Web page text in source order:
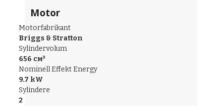
Motor
Motorfabrikant
Briggs & Stratton
Sylindervolum
656 см³
Nominell Effekt Energy
9.7 kW
Sylindere
2